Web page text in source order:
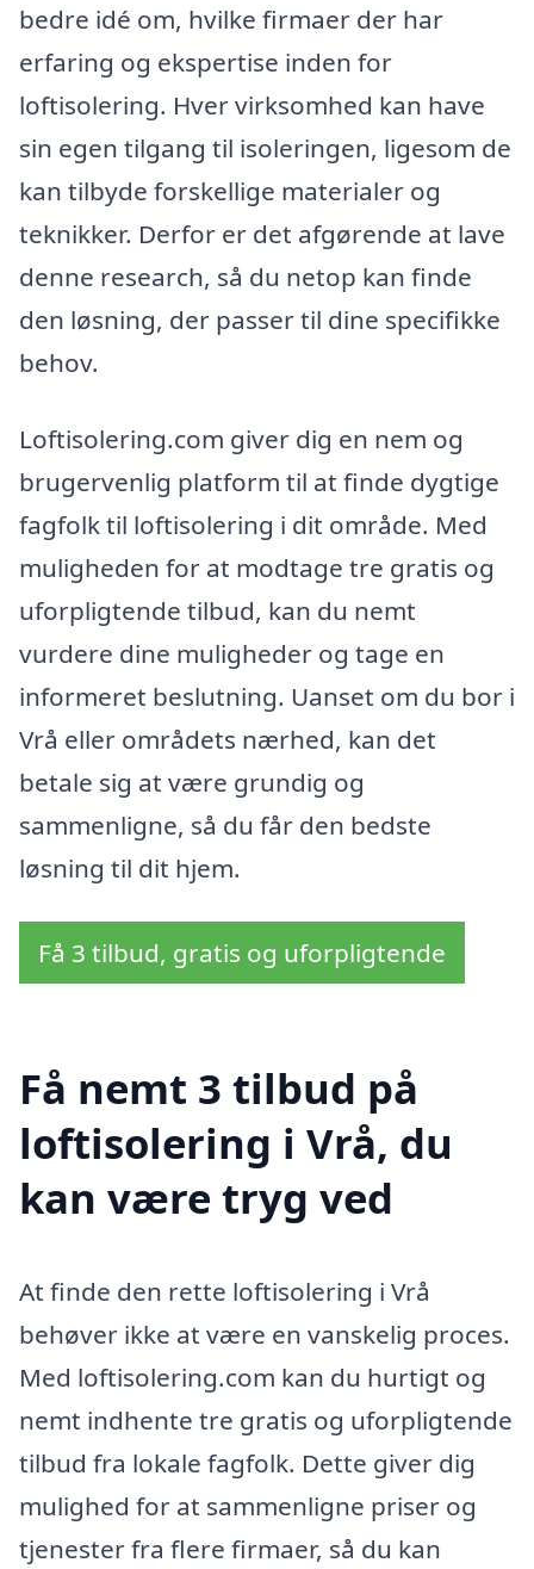
bedre idé om, hvilke firmaer der har
erfaring og ekspertise inden for
loftisolering. Hver virksomhed kan have
sin egen tilgang til isoleringen, ligesom de
kan tilbyde forskellige materialer og
teknikker. Derfor er det afgørende at lave
denne research, så du netop kan finde
den løsning, der passer til dine specifikke
behov.
Loftisolering.com giver dig en nem og
brugervenlig platform til at finde dygtige
fagfolk til loftisolering i dit område. Med
muligheden for at modtage tre gratis og
uforpligtende tilbud, kan du nemt
vurdere dine muligheder og tage en
informeret beslutning. Uanset om du bor i
Vrå eller områdets nærhed, kan det
betale sig at være grundig og
sammenligne, så du får den bedste
løsning til dit hjem.
Få 3 tilbud, gratis og uforpligtende
Få nemt 3 tilbud på
loftisolering i Vrå, du
kan være tryg ved
At finde den rette loftisolering i Vrå
behøver ikke at være en vanskelig proces.
Med loftisolering.com kan du hurtigt og
nemt indhente tre gratis og uforpligtende
tilbud fra lokale fagfolk. Dette giver dig
mulighed for at sammenligne priser og
tjenester fra flere firmaer, så du kan